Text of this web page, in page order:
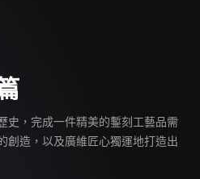
史，完成一件精美的鏨刻工藝品需
創造，以及廣維匠心獨運地打造出